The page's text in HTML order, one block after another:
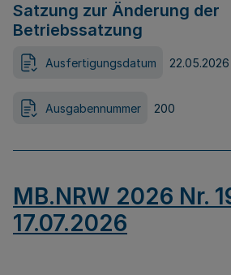
Satzung zur Änderung der
Betriebssatzung
Ausfertigungsdatum 22.05.2026
Ausgabennummer 200
MB.NRW 2026 Nr.
17.07.2026